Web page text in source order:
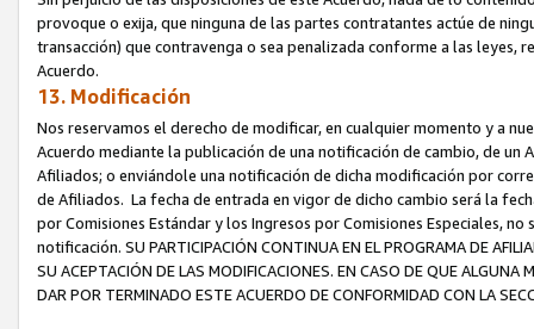
provoque o exija, que ninguna de las partes contratantes actúe de
transacción) que contravenga o sea penalizada conforme a las leyes,
Acuerdo.
13. Modificación
Nos reservamos el derecho de modificar, en cualquier momento y a
Acuerdo mediante la publicación de una notificación de cambio, de
Afiliados; o enviándole una notificación de dicha modificación por
de Afiliados. La fecha de entrada en vigor de dicho cambio será la
por Comisiones Estándar y los Ingresos por Comisiones Especiales,
notificación. SU PARTICIPACIÓN CONTINUA EN EL PROGRAMA DE
SU ACEPTACIÓN DE LAS MODIFICACIONES. EN CASO DE QUE ALGUNA
DAR POR TERMINADO ESTE ACUERDO DE CONFORMIDAD CON LA